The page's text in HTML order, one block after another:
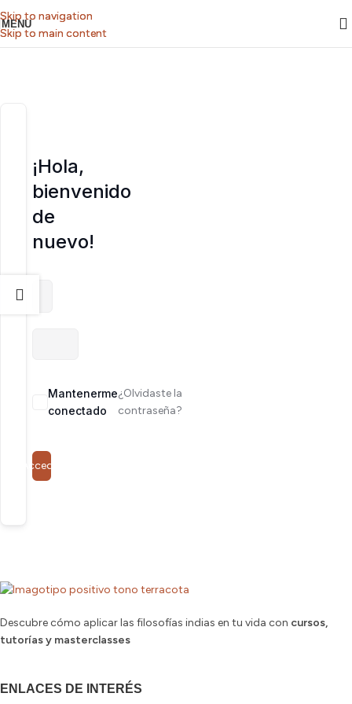
Skip to navigation
Skip to main content
Skip to navigation
Skip to main content
MENU
¡Hola,
bienvenido
de
nuevo!
Mantenerme
conectado
¿Olvidaste la
contraseña?
Acceder
Descubre cómo aplicar las filosofías indias en tu vida con cursos,
tutorías y masterclasses
ENLACES DE INTERÉS